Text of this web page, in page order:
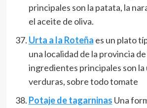
principales son la patata, la
el aceite de oliva.
Urta a la Roteña es un plato
una localidad de la provincia
ingredientes principales son la
verduras, sobre todo tomate
Potaje de tagarninas Una